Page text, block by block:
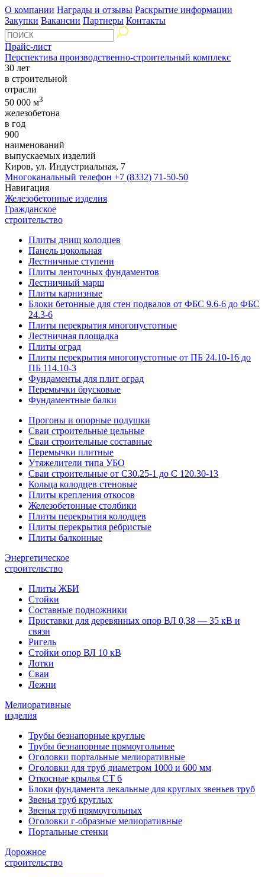
О компании Награды и отзывы Раскрытие информации
Закупки Вакансии Партнеры Контакты
Прайс-лист
Перспектива производственно-строительный комплекс
30 лет
в строительной
отрасли
50 000 м3
железобетона
в год
900
наименований
выпускаемых изделий
Киров, ул. Индустриальная, 7
Многоканальный телефон +7 (8332) 71-50-50
Навигация
Железобетонные изделия
Гражданское
строительство
Плиты днищ колодцев
Панель цокольная
Лестничные ступени
Плиты ленточных фундаментов
Лестничный марш
Плиты карнизные
Блоки бетонные для стен подвалов от ФБС 9.6-6 до ФБС
24.3-6
Плиты перекрытия многопустотные
Лестничная площадка
Плиты оград
Плиты перекрытия многопустотные от ПБ 24.10-16 до
ПБ 114.10-3
Фундаменты для плит оград
Перемычки брусковые
Фундаментные балки
Прогоны и опорные подушки
Сваи строительные цельные
Сваи строительные составные
Перемычки плитные
Утяжелители типа УБО
Сваи строительные от С30.25-1 до С 120.30-13
Кольца колодцев стеновые
Плиты крепления откосов
Железобетонные столбики
Плиты перекрытия колодцев
Плиты перекрытия ребристые
Плиты балконные
Энергетическое
строительство
Плиты ЖБИ
Стойки
Составные подножники
Приставки для деревянных опор ВЛ 0,38 — 35 кВ и
связи
Ригель
Стойки опор ВЛ 10 кВ
Лотки
Сваи
Лежни
Мелиоративные
изделия
Трубы безнапорные круглые
Трубы безнапорные прямоугольные
Оголовки портальные мелиоративные
Оголовки для труб диаметром 1000 и 600 мм
Откосные крылья СТ 6
Блоки фундамента лекальные для круглых звеньев труб
Звенья труб круглых
Звенья труб прямоугольных
Оголовки г-образные мелиоративные
Портальные стенки
Дорожное
строительство